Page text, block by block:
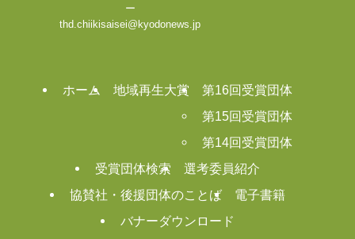
ー
thd.chiikisaisei@kyodonews.jp
ホーム 地域再生大賞
第16回受賞団体
第15回受賞団体
第14回受賞団体
受賞団体検索
選考委員紹介
協賛社・後援団体のことば
電子書籍
バナーダウンロード